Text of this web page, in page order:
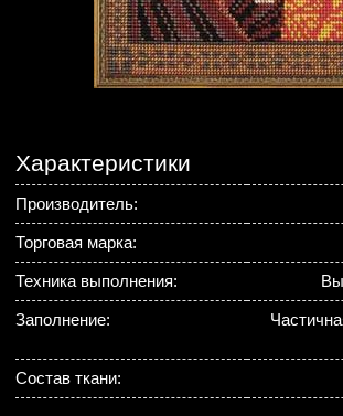
Характеристики
Производитель:
Торговая марка:
Техника выполнения:
Заполнение:
Состав ткани: